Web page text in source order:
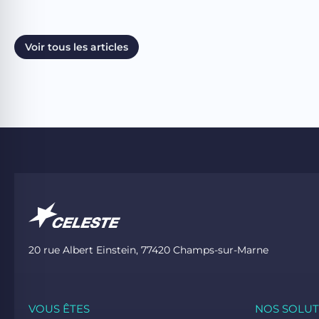
Voir tous les articles
20 rue Albert Einstein, 77420 Champs-sur-Marne
VOUS ÊTES NOS